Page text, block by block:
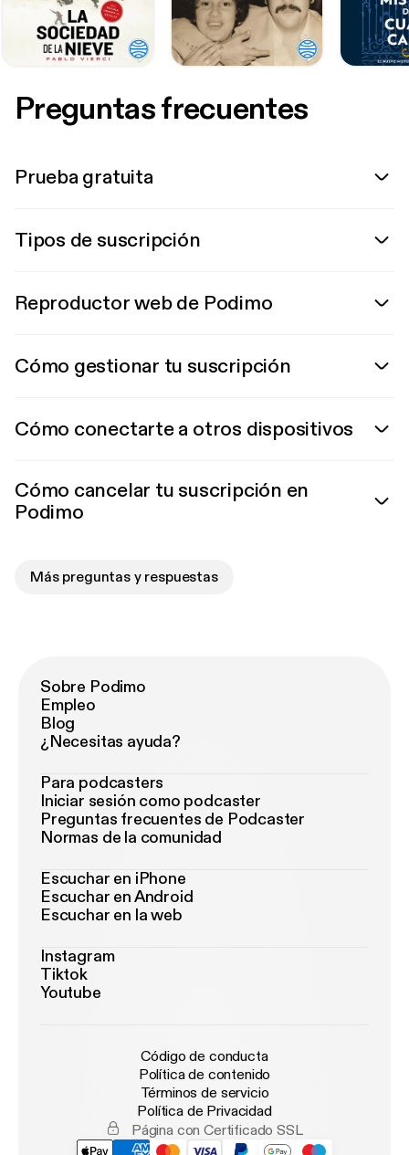
Preguntas frecuentes
Prueba gratuita
Tipos de suscripción
Reproductor web de Podimo
Cómo gestionar tu suscripción
Cómo conectarte a otros dispositivos
Cómo cancelar tu suscripción en
Podimo
Más preguntas y respuestas
Sobre Podimo
Empleo
Blog
¿Necesitas ayuda?
Para podcasters
Iniciar sesión como podcaster
Preguntas frecuentes de Podcaster
Normas de la comunidad
Escuchar en iPhone
Escuchar en Android
Escuchar en la web
Instagram
Tiktok
Youtube
Código de conducta
Política de contenido
Términos de servicio
Política de Privacidad
Página con Certificado SSL